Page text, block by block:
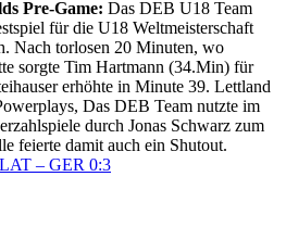
Pre-Game: Das DEB U18 Team
für die U18 Weltmeisterschaft
Nach torlosen 20 Minuten, wo
sorgte Tim Hartmann (34.Min) für
erhöhte in Minute 39. Lettland
Das DEB Team nutzte im
durch Jonas Schwarz zum
feierte damit auch ein Shutout.
– GER 0:3